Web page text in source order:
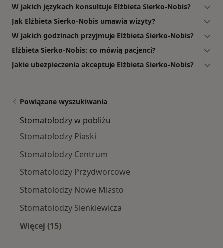
W jakich językach konsultuje Elżbieta Sierko-Nobis?
Jak Elżbieta Sierko-Nobis umawia wizyty?
W jakich godzinach przyjmuje Elżbieta Sierko-Nobis?
Elżbieta Sierko-Nobis: co mówią pacjenci?
Jakie ubezpieczenia akceptuje Elżbieta Sierko-Nobis?
Powiązane wyszukiwania
Stomatolodzy w pobliżu
Stomatolodzy Piaski
Stomatolodzy Centrum
Stomatolodzy Przydworcowe
Stomatolodzy Nowe Miasto
Stomatolodzy Sienkiewicza
Więcej (15)